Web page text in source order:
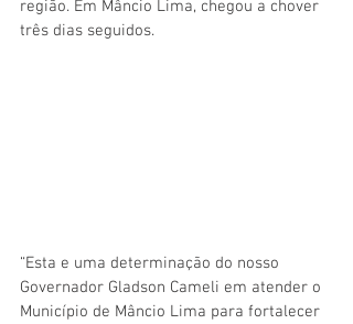
região. Em Mâncio Lima, chegou a chover
três dias seguidos.
“Esta e uma determinação do nosso
Governador Gladson Cameli em atender o
Município de Mâncio Lima para fortalecer